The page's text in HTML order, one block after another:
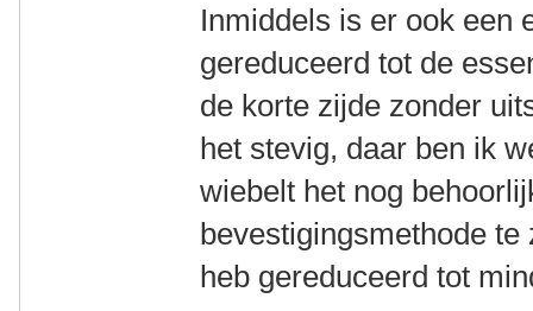
Inmiddels is er ook een
gereduceerd tot de
de korte zijde zonder
het stevig, daar ben ik
wiebelt het nog
bevestigingsmethode
heb gereduceerd tot